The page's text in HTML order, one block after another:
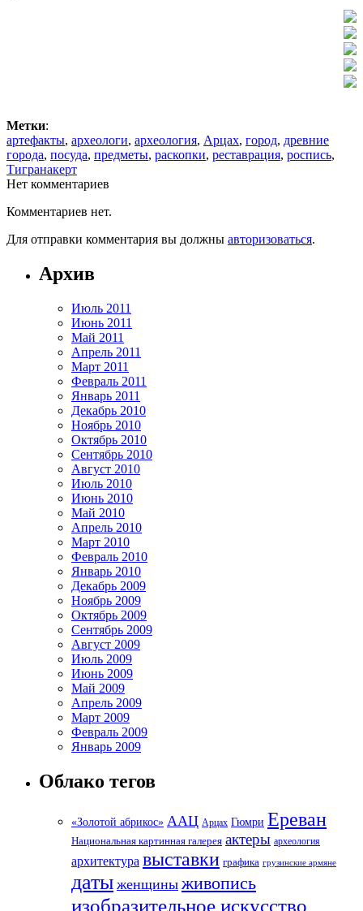
Метки:
артефакты, археологи, археология, Арцах, город, древние
города, посуда, предметы, раскопки, реставрация, роспись,
Тигранакерт
Нет комментариев
Комментариев нет.
Для отправки комментария вы должны авторизоваться.
Архив
Июль 2011
Июнь 2011
Май 2011
Апрель 2011
Март 2011
Февраль 2011
Январь 2011
Декабрь 2010
Ноябрь 2010
Октябрь 2010
Сентябрь 2010
Август 2010
Июль 2010
Июнь 2010
Май 2010
Апрель 2010
Март 2010
Февраль 2010
Январь 2010
Декабрь 2009
Ноябрь 2009
Октябрь 2009
Сентябрь 2009
Август 2009
Июль 2009
Июнь 2009
Май 2009
Апрель 2009
Март 2009
Февраль 2009
Январь 2009
Облако тегов
«Золотой абрикос» ААЦ Арцах Гюмри Ереван
Национальная картинная галерея актеры археология
архитектура выставки графика грузинские армяне
даты женщины живопись
изобразительное искусство